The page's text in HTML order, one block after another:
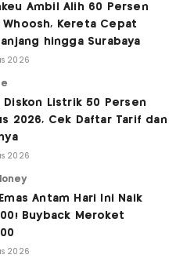
Ambil Alih 60 Persen
Whoosh, Kereta Cepat
hingga Surabaya
2026
Diskon Listrik 50 Persen
2026, Cek Daftar Tarif dan
2026
Antam Hari Ini Naik
Buyback Meroket
2026